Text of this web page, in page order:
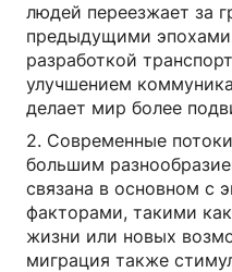
людей переезжает за
предыдущими
разработкой
улучшением
делает мир более
2. Современные
большим
связана в основном с
факторами, такими
жизни или новых
миграция также